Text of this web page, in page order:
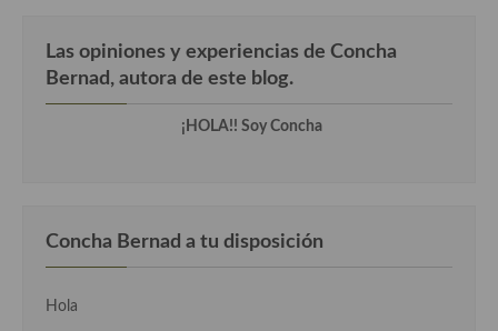
Mojos y pastas
Bebidas
Las opiniones y experiencias de Concha
Bernad, autora de este blog.
¡HOLA!! Soy Concha
Concha Bernad a tu disposición
Hola